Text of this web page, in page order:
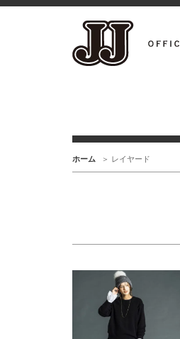
ホーム レイヤード